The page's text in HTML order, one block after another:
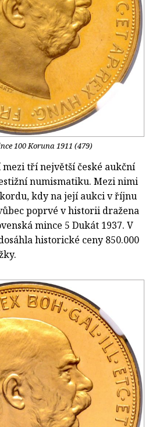
100 Koruna 1911 (479)
tří největší české aukční
numismatiku. Mezi nimi
kdy na její aukci v říjnu
poprvé v historii dražena
mince 5 Dukát 1937. V
historické ceny 850.000